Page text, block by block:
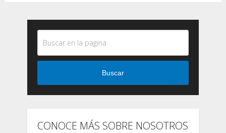
Buscar
CONOCE MÁS SOBRE NOSOTROS